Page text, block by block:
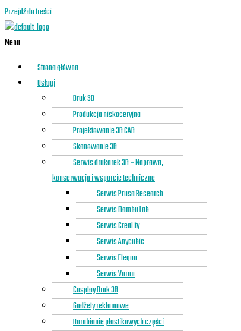
Przejdź do treści
Menu
Strona główna
Usługi
Druk 3D
Produkcja niskoseryjna
Projektowanie 3D CAD
Skanowanie 3D
Serwis drukarek 3D – Naprawa,
konserwacja i wsparcie techniczne
Serwis Prusa Research
Serwis Bambu Lab
Serwis Creality
Serwis Anycubic
Serwis Elegoo
Serwis Voron
Cosplay Druk 3D
Gadżety reklamowe
Dorabianie plastikowych części